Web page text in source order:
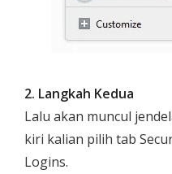
2. Langkah Kedua
Lalu akan muncul
kiri kalian pilih tab
Logins.